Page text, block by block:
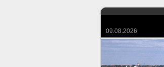
09.08.2026